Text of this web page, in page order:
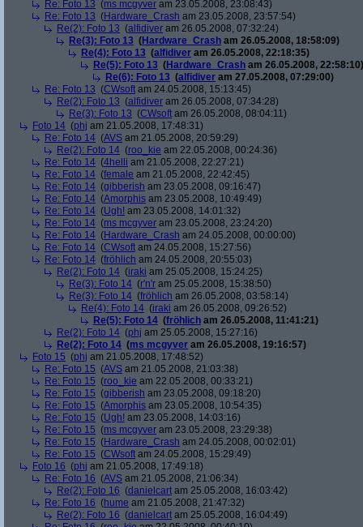
Re: Foto 13 (ms mcgyver am 23.05.2008, 23:08:43)
Re: Foto 13 (Hardware_Crash am 23.05.2008, 23:57:54)
Re(2): Foto 13 (alfidiver am 26.05.2008, 07:32:24)
Re(3): Foto 13 (Hardware_Crash am 26.05.2008, 18:58:09)
Re(4): Foto 13 (alfidiver am 26.05.2008, 22:18:35)
Re(5): Foto 13 (Hardware_Crash am 26.05.2008, 22:58:10)
Re(6): Foto 13 (alfidiver am 27.05.2008, 07:29:00)
Re: Foto 13 (CWsoft am 24.05.2008, 15:13:45)
Re(2): Foto 13 (alfidiver am 26.05.2008, 07:34:28)
Re(3): Foto 13 (CWsoft am 26.05.2008, 08:04:11)
Foto 14 (phj am 21.05.2008, 17:48:31)
Re: Foto 14 (AVS am 21.05.2008, 20:59:29)
Re(2): Foto 14 (roo_kie am 22.05.2008, 00:24:36)
Re: Foto 14 (4helli am 21.05.2008, 22:27:21)
Re: Foto 14 (female am 21.05.2008, 22:42:45)
Re: Foto 14 (gibberish am 23.05.2008, 09:16:47)
Re: Foto 14 (Amorphis am 23.05.2008, 10:49:49)
Re: Foto 14 (Ugh! am 23.05.2008, 14:01:32)
Re: Foto 14 (ms mcgyver am 23.05.2008, 23:24:20)
Re: Foto 14 (Hardware_Crash am 24.05.2008, 00:00:00)
Re: Foto 14 (CWsoft am 24.05.2008, 15:27:56)
Re: Foto 14 (fröhlich am 24.05.2008, 20:55:03)
Re(2): Foto 14 (iraki am 25.05.2008, 15:24:25)
Re(3): Foto 14 (r'n'r am 25.05.2008, 15:38:50)
Re(3): Foto 14 (fröhlich am 26.05.2008, 03:58:14)
Re(4): Foto 14 (iraki am 26.05.2008, 09:26:52)
Re(5): Foto 14 (fröhlich am 26.05.2008, 11:41:21)
Re(2): Foto 14 (phj am 25.05.2008, 15:27:16)
Re(2): Foto 14 (ms mcgyver am 26.05.2008, 19:16:57)
Foto 15 (phj am 21.05.2008, 17:48:52)
Re: Foto 15 (AVS am 21.05.2008, 21:03:38)
Re: Foto 15 (roo_kie am 22.05.2008, 00:33:21)
Re: Foto 15 (gibberish am 23.05.2008, 09:18:20)
Re: Foto 15 (Amorphis am 23.05.2008, 10:54:35)
Re: Foto 15 (Ugh! am 23.05.2008, 14:03:16)
Re: Foto 15 (ms mcgyver am 23.05.2008, 23:29:38)
Re: Foto 15 (Hardware_Crash am 24.05.2008, 00:02:01)
Re: Foto 15 (CWsoft am 24.05.2008, 15:29:49)
Foto 16 (phj am 21.05.2008, 17:49:18)
Re: Foto 16 (AVS am 21.05.2008, 21:06:34)
Re(2): Foto 16 (danielcart am 25.05.2008, 16:03:42)
Re: Foto 16 (hume am 21.05.2008, 21:47:32)
Re(2): Foto 16 (danielcart am 25.05.2008, 16:04:49)